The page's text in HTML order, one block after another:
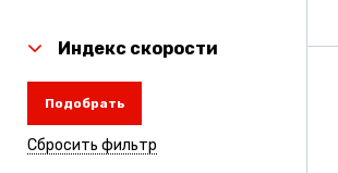
Индекс скорости
Подобрать
Сбросить фильтр